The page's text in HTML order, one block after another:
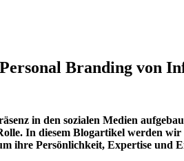
Branding von
in den sozialen Medien
In diesem Blogartikel werden
ihre Persönlichkeit, Expertise und